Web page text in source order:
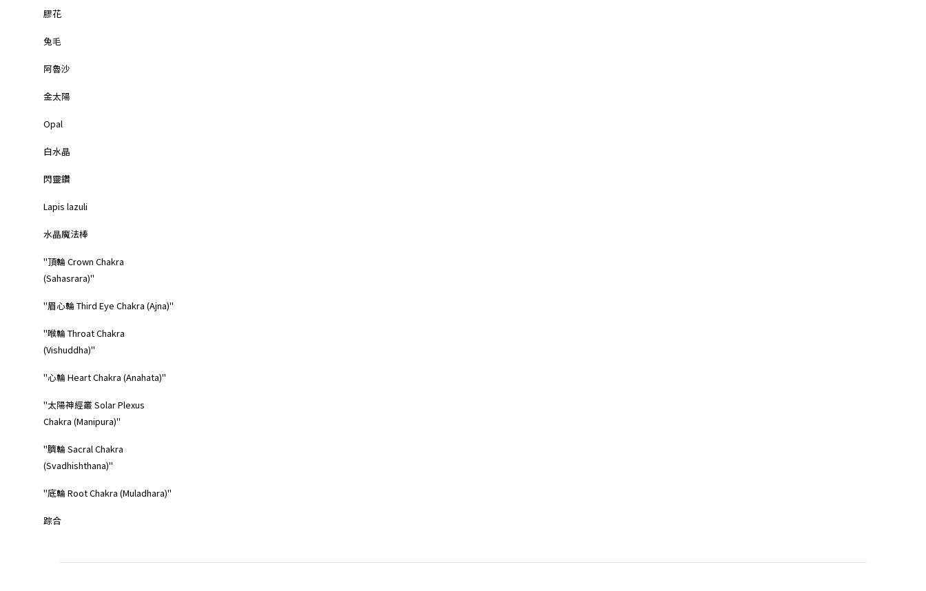
膠花
兔毛
阿魯沙
金太陽
Opal
白水晶
閃靈鑽
Lapis lazuli
水晶魔法棒
"頂輪 Crown Chakra
(Sahasrara)"
"眉心輪 Third Eye Chakra (Ajna)"
"喉輪 Throat Chakra
(Vishuddha)"
"心輪 Heart Chakra (Anahata)"
"太陽神經叢 Solar Plexus
Chakra (Manipura)"
"臍輪 Sacral Chakra
(Svadhishthana)"
"底輪 Root Chakra (Muladhara)"
踪合